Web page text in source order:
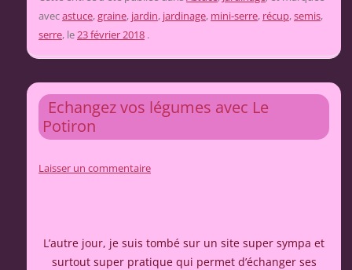
avecastuce,graine, jardin, jardinage, mini-serre, récup,semis,
serre, le23 février 2018 .
Echangez vos légumes avec Le
Potiron
Laisser un commentaire
L’autre jour, je suis tombé sur un site super sympa et
surtout super pratique qui permet d’échanger ses